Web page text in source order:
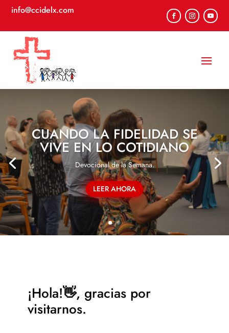
info@ccidelx.com
CUANDO LA FIDELIDAD SE
VIVE EN LO COTIDIANO
Devocional de la Semana.
LEER AHORA
¡Hola!👋, gracias por
visitarnos.